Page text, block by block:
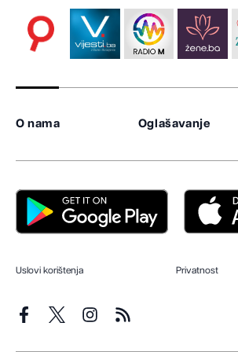
O nama Oglašavanje
Uslovi korištenja Privatnost